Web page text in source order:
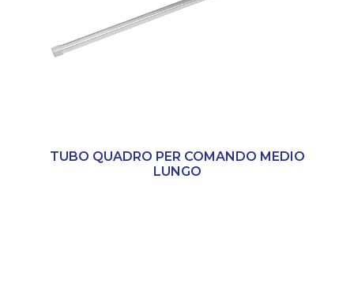
TUBO QUADRO PER COMANDO MEDIO
LUNGO